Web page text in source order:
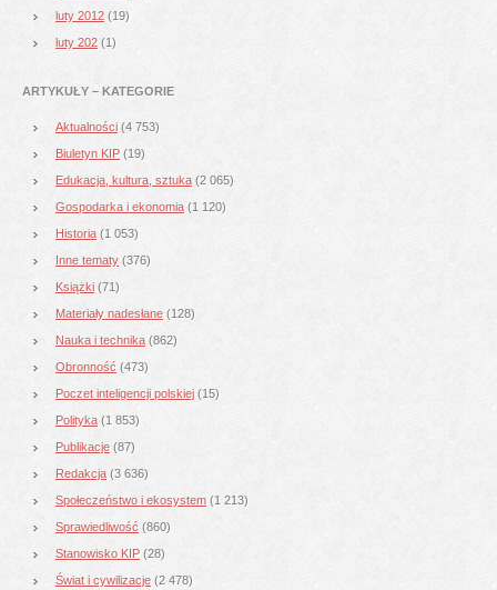
luty 2012 (19)
luty 202 (1)
ARTYKUŁY – KATEGORIE
Aktualności (4 753)
Biuletyn KIP (19)
Edukacja, kultura, sztuka (2 065)
Gospodarka i ekonomia (1 120)
Historia (1 053)
Inne tematy (376)
Książki (71)
Materiały nadesłane (128)
Nauka i technika (862)
Obronność (473)
Poczet inteligencji polskiej (15)
Polityka (1 853)
Publikacje (87)
Redakcja (3 636)
Społeczeństwo i ekosystem (1 213)
Sprawiedliwość (860)
Stanowisko KIP (28)
Świat i cywilizacje (2 478)